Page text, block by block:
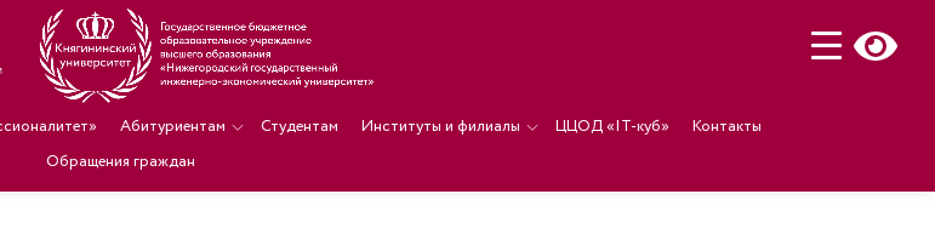
Абитуриентам Студентам Институты и филиалы ЦЦОД «IT-куб»
Контакты
Обращения граждан